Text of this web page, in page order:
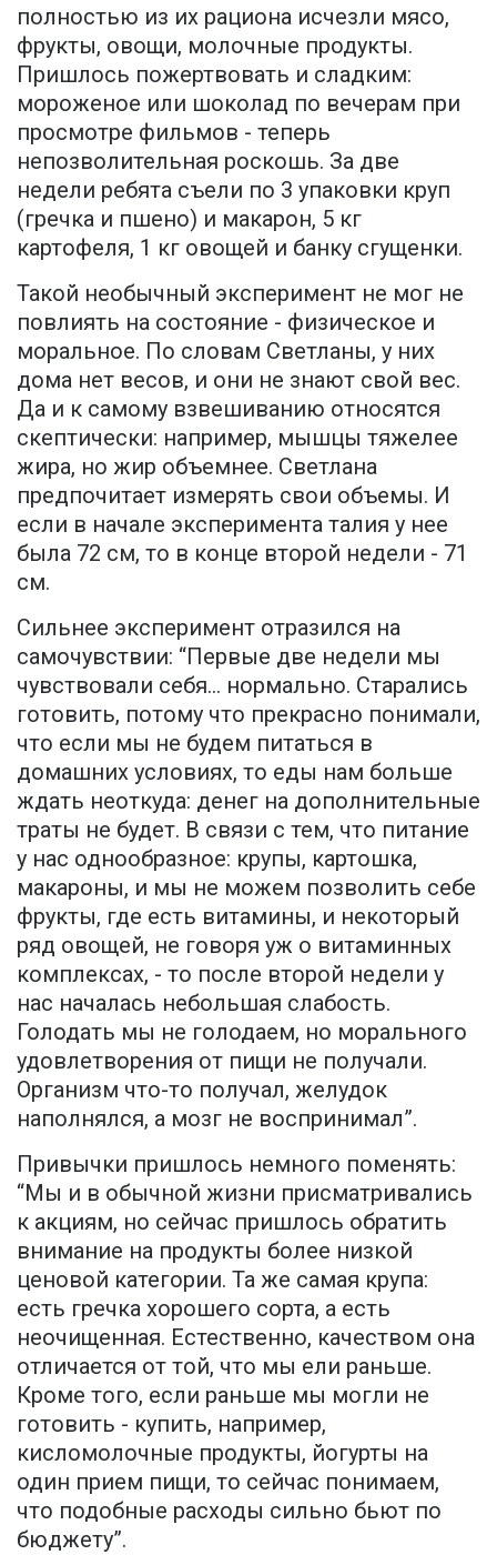
полностью из их рациона исчезли мясо,
фрукты, овощи, молочные продукты.
Пришлось пожертвовать и сладким:
мороженое или шоколад по вечерам при
просмотре фильмов - теперь
непозволительная роскошь. За две
недели ребята съели по 3 упаковки круп
(гречка и пшено) и макарон, 5 кг
картофеля, 1 кг овощей и банку сгущенки.
Такой необычный эксперимент не мог не
повлиять на состояние - физическое и
моральное. По словам Светланы, у них
дома нет весов, и они не знают свой вес.
Да и к самому взвешиванию относятся
скептически: например, мышцы тяжелее
жира, но жир объемнее. Светлана
предпочитает измерять свои объемы. И
если в начале эксперимента талия у нее
была 72 см, то в конце второй недели - 71
см.
Сильнее эксперимент отразился на
самочувствии: “Первые две недели мы
чувствовали себя… нормально. Старались
готовить, потому что прекрасно понимали,
что если мы не будем питаться в
домашних условиях, то еды нам больше
ждать неоткуда: денег на дополнительные
траты не будет. В связи с тем, что питание
у нас однообразное: крупы, картошка,
макароны, и мы не можем позволить себе
фрукты, где есть витамины, и некоторый
ряд овощей, не говоря уж о витаминных
комплексах, - то после второй недели у
нас началась небольшая слабость.
Голодать мы не голодаем, но морального
удовлетворения от пищи не получали.
Организм что-то получал, желудок
наполнялся, а мозг не воспринимал”.
Привычки пришлось немного поменять:
“Мы и в обычной жизни присматривались
к акциям, но сейчас пришлось обратить
внимание на продукты более низкой
ценовой категории. Та же самая крупа:
есть гречка хорошего сорта, а есть
неочищенная. Естественно, качеством она
отличается от той, что мы ели раньше.
Кроме того, если раньше мы могли не
готовить - купить, например,
кисломолочные продукты, йогурты на
один прием пищи, то сейчас понимаем,
что подобные расходы сильно бьют по
бюджету”.